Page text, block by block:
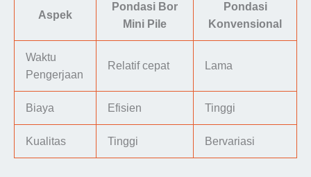
Aspek
Pondasi Bor
Mini Pile
Pondasi
Konvensional
Waktu
Pengerjaan
Relatif cepat Lama
Biaya Efisien Tinggi
Kualitas Tinggi Bervariasi